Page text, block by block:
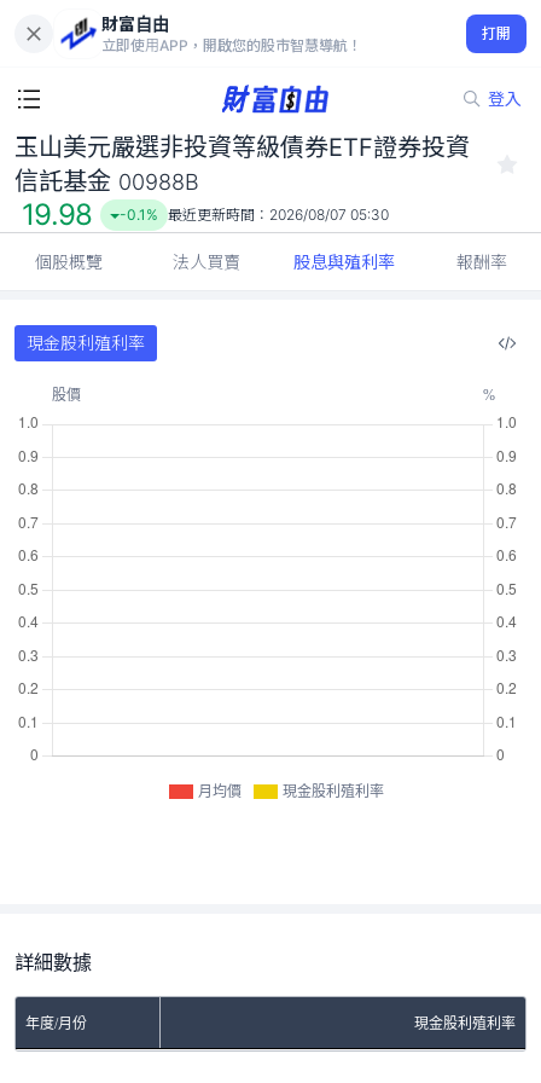
財富自由
立即使用APP，開啟您的股市智慧導航！
打開
登入
玉山美元嚴選非投資等級債券ETF證券投資信託基金 00988B
19.98
-0.1%
玉山美元嚴選非投資等級債券ETF證券投資
信託基金 00988B
19.98 -0.1% 最近更新時間： 2026/08/07 05:30
個股概覽 法人買賣 股息與殖利率 報酬率
現金股利殖利率
月均價 現金股利殖利率
詳細數據
年度/月份 現金股利殖利率